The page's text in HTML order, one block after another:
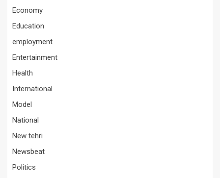
Economy
Education
employment
Entertainment
Health
International
Model
National
New tehri
Newsbeat
Politics